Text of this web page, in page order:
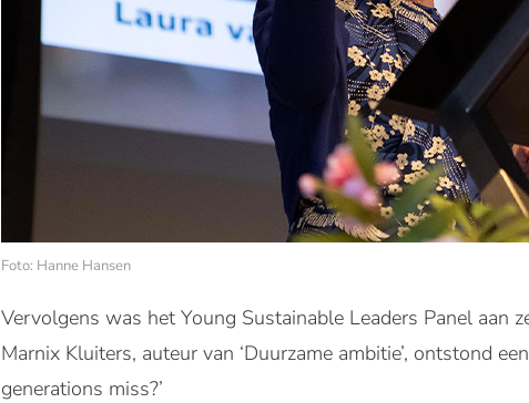
Foto: Hanne Hansen
Vervolgens was het Young Sustainable Leaders Panel aan
Marnix Kluiters, auteur van ‘Duurzame ambitie’, ontstond
generations miss?’